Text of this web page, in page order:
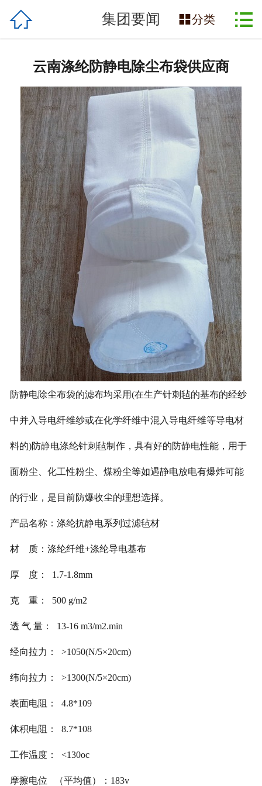
网站首页
产品展示
工厂实拍
应用行业
新闻资讯
合作伙伴
联系我们
 集团要闻 分类 
云南涤纶防静电除尘布袋供应商
防静电除尘布袋的滤布均采用(在生产针刺毡的基布的经纱
中并入导电纤维纱或在化学纤维中混入导电纤维等导电材
料的)防静电涤纶针刺毡制作，具有好的防静电性能，用于
面粉尘、化工性粉尘、煤粉尘等如遇静电放电有爆炸可能
的行业，是目前防爆收尘的理想选择。
产品名称：涤纶抗静电系列过滤毡材
材 质：涤纶纤维+涤纶导电基布
厚 度： 1.7-1.8mm
克 重： 500 g/m2
透 气 量： 13-16 m3/m2.min
经向拉力： >1050(N/5×20cm)
纬向拉力： >1300(N/5×20cm)
表面电阻： 4.8*109
体积电阻： 8.7*108
工作温度： <130oc
摩擦电位 （平均值）：183v